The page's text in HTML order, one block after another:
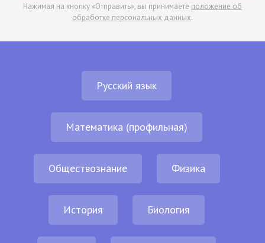
Нажимая на кнопку «Отправить», вы принимаете положение об
обработке персональных данных.
Русский язык
Математика (профильная)
Обществознание Физика
История Биология